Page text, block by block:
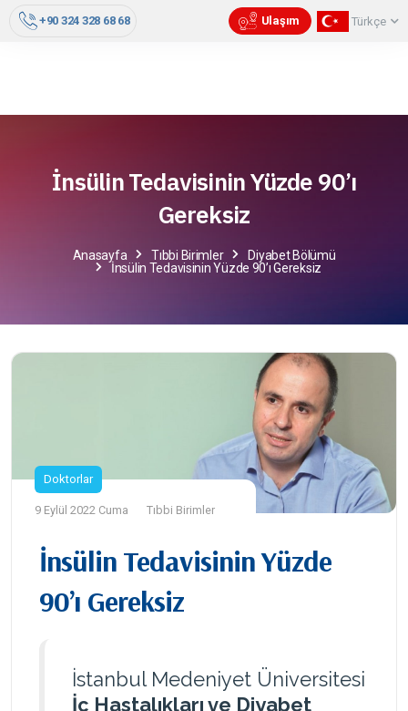
+90 324 328 68 68 Ulaşım Türkçe
İnsülin Tedavisinin Yüzde 90’ı
Gereksiz
Anasayfa Tıbbi Birimler
Diyabet Bölümü
İnsülin Tedavisinin Yüzde 90’ı Gereksiz
Doktorlar
9 Eylül 2022 Cuma Tıbbi Birimler
İnsülin Tedavisinin Yüzde
90’ı Gereksiz
İstanbul Medeniyet Üniversitesi
İç Hastalıkları ve Diyabet